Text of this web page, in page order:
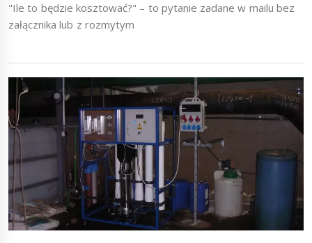
"Ile to będzie kosztować?" – to pytanie zadane w mailu bez
załącznika lub z rozmytym